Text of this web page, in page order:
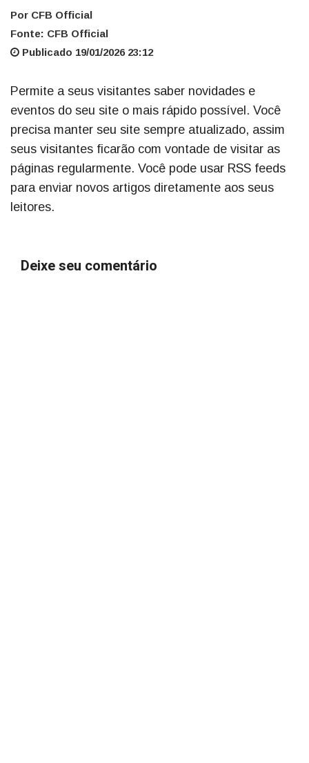
Por CFB Official
Fonte: CFB Official
Publicado 19/01/2026 23:12
Permite a seus visitantes saber novidades e
eventos do seu site o mais rápido possível. Você
precisa manter seu site sempre atualizado, assim
seus visitantes ficarão com vontade de visitar as
páginas regularmente. Você pode usar RSS feeds
para enviar novos artigos diretamente aos seus
leitores.
Deixe seu comentário